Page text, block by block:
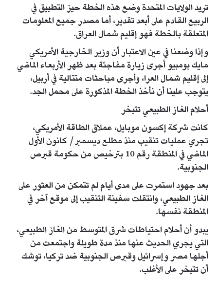
تريد الولايات المتحدة وضع هذه الخطة حيز التطبيق في
الربيع القادم على أبعد تقدير، أما مصدر جميع المعلومات
المتعلقة بالخطة فهو إقليم شمال العراق.
وإذا وضعنا في عين الاعتبار أن وزير الخارجية الأمريكي
مايك بومبيو أجرى زيارة مفاجئة بعد ظهر الأربعاء الماضي
إلى إقليم شمال العرا، وأجرى مباحثات متتالية في أربيل،
يتوجب علينا أن نأخذ الخطة المذكورة على محمل الجد.
أحلام الغاز الطبيعي تتبخر
كانت شركة إكسون موبايل، عملاق الطاقة الأمريكي،
تجري عمليات تنقيب منذ مطلع ديسمبر/ كانون الأول
الماضي في المنطقة رقم 10 بترخيص من حكومة قبرص
الجنوبية.
بعد جهود استمرت على مدى أيام لم تتمكن من العثور على
الغاز الطبيعي، وانتقلت سفينة التنقيب إلى موقع آخر في
المنطقة نفسها.
يبدو أن أحلام احتياطات شرق المتوسط من الغاز الطبيعي،
التي يجري الحديث عنها منذ مدة طويلة واجتمعت من
أجلها مصر وإسرائيل وقبرص الجنوبية ضد تركيا، توشك
أن تتبخر على الأغلب.